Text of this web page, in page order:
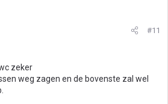
#11
zeker
weg zagen en de bovenste zal wel